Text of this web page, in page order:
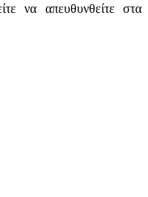
να απευθυνθείτε στα